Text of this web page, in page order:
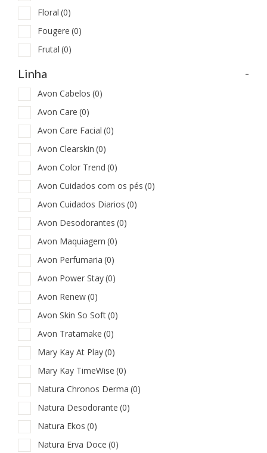
Floral (0)
Fougere (0)
Frutal (0)
Linha -
Avon Cabelos (0)
Avon Care (0)
Avon Care Facial (0)
Avon Clearskin (0)
Avon Color Trend (0)
Avon Cuidados com os pés (0)
Avon Cuidados Diarios (0)
Avon Desodorantes (0)
Avon Maquiagem (0)
Avon Perfumaria (0)
Avon Power Stay(0)
Avon Renew(0)
Avon Skin So Soft(0)
Avon Tratamake (0)
Mary Kay At Play(0)
Mary Kay TimeWise (0)
Natura Chronos Derma (0)
Natura Desodorante (0)
Natura Ekos (0)
Natura Erva Doce (0)